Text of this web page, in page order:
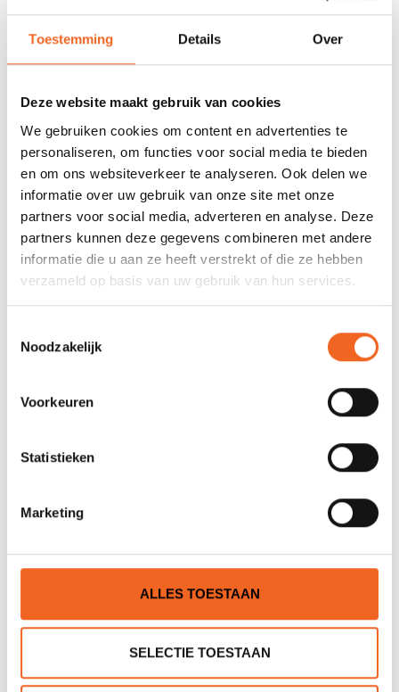
Toestemming Details Over
Deze website maakt gebruik van cookies
We gebruiken cookies om content en advertenties te
personaliseren, om functies voor social media te bieden
en om ons websiteverkeer te analyseren. Ook delen we
informatie over uw gebruik van onze site met onze
partners voor social media, adverteren en analyse. Deze
partners kunnen deze gegevens combineren met andere
informatie die u aan ze heeft verstrekt of die ze hebben
verzameld op basis van uw gebruik van hun services.
Noodzakelijk
Voorkeuren
Statistieken
Marketing
ALLES TOESTAAN
SELECTIE TOESTAAN
Hoofdomvang L/XL:59-61 cm
Nog niet gewaardeerd
0 sterren op basis van 0 beoordelingen
JE BEOORDELING TOEVOEGEN
GERELATEERDE PRODUCTEN